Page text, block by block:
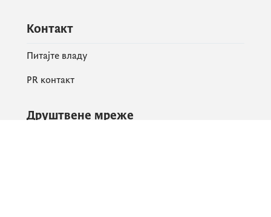
Контакт
Питајте владу
PR контакт
Друштвене мреже